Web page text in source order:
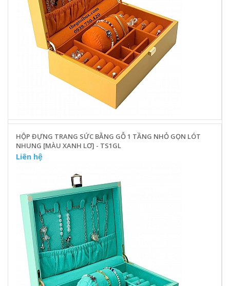
HỘP ĐỰNG TRANG SỨC BẰNG GỖ 1 TẦNG NHỎ GỌN LÓT
NHUNG [MÀU XANH LƠ] - TS1GL
Liên hệ